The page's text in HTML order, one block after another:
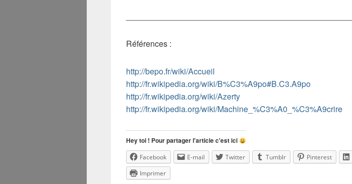
Références :
http://bepo.fr/wiki/Accueil
http://fr.wikipedia.org/wiki/B%C3%A9po#B.C3.A9po
http://fr.wikipedia.org/wiki/Azerty
http://fr.wikipedia.org/wiki/Machine_%C3%A0_%C3%A9crire
Hey toi ! Pour partager l'article c'est ici
Facebook E-mail Twitter Tumblr Pinterest
Imprimer